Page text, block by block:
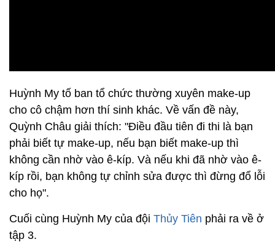
Huỳnh My tố ban tổ chức thường xuyên make-up
cho cô chậm hơn thí sinh khác. Về vấn đề này,
Quỳnh Châu giải thích: "Điều đầu tiên đi thi là bạn
phải biết tự make-up, nếu bạn biết make-up thì
không cần nhờ vào ê-kíp. Và nếu khi đã nhờ vào ê-
kíp rồi, bạn không tự chỉnh sửa được thì đừng đổ lỗi
cho họ".
Cuối cùng Huỳnh My của đội Thủy Tiên phải ra về ở
tập 3.